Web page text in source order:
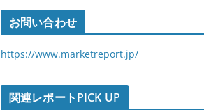
お問い合わせ
https://www.marketreport.jp/
関連レポートPICK UP